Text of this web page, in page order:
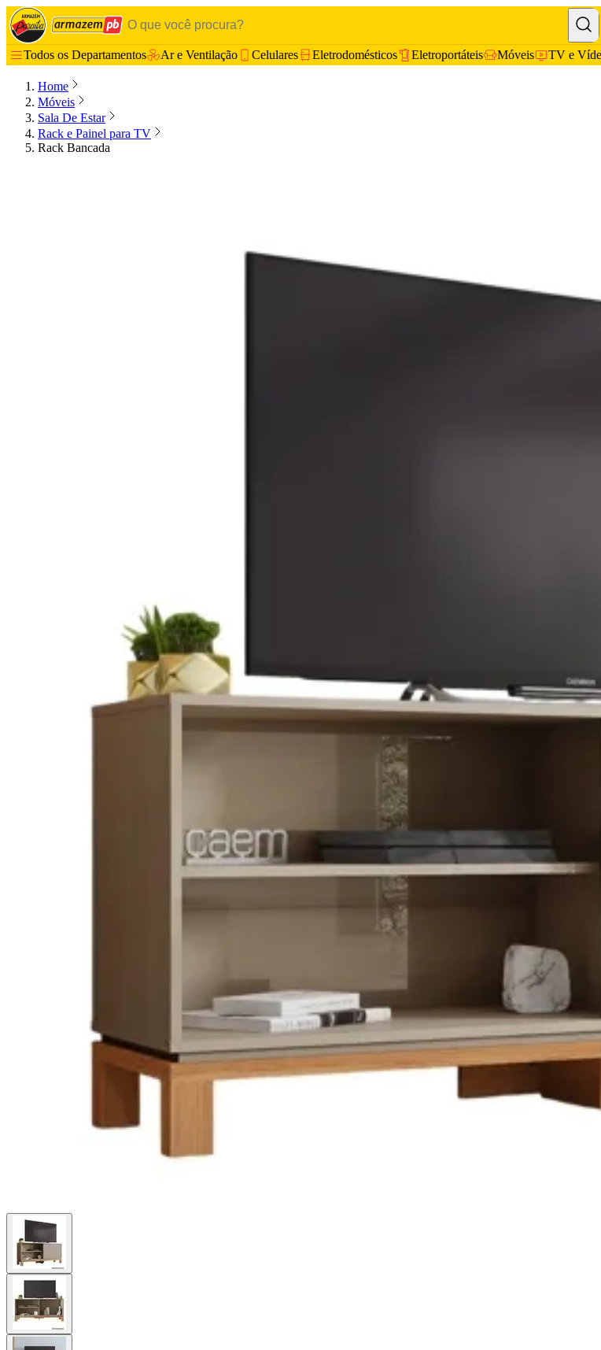
Todos os Departamentos Ar e Ventilação Celulares Eletrodomésticos Eletroportáteis Móveis TV e
Home
Móveis
Sala De Estar
Rack e Painel para TV
Rack Bancada